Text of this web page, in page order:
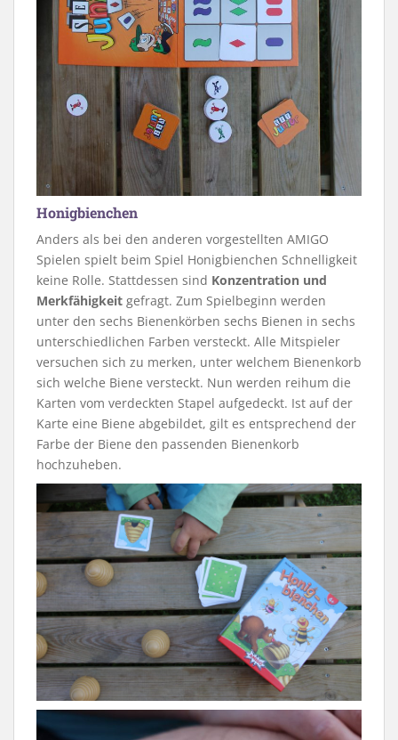
Honigbienchen
Anders als bei den anderen vorgestellten AMIGO
Spielen spielt beim Spiel Honigbienchen Schnelligkeit
keine Rolle. Stattdessen sind Konzentration und
Merkfähigkeit gefragt. Zum Spielbeginn werden
unter den sechs Bienenkörben sechs Bienen in sechs
unterschiedlichen Farben versteckt. Alle Mitspieler
versuchen sich zu merken, unter welchem Bienenkorb
sich welche Biene versteckt. Nun werden reihum die
Karten vom verdeckten Stapel aufgedeckt. Ist auf der
Karte eine Biene abgebildet, gilt es entsprechend der
Farbe der Biene den passenden Bienenkorb
hochzuheben.